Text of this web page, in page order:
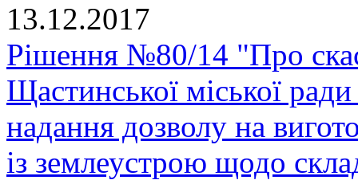
13.12.2017
Рішення №80/14 "Про
Щастинської міської
надання дозволу на
із землеустрою щодо